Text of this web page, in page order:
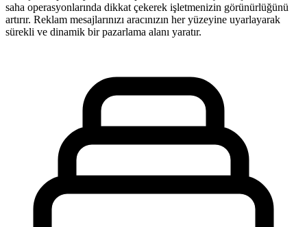
saha operasyonlarında dikkat çekerek işletmenizin görünürlüğünü
artırır. Reklam mesajlarınızı aracınızın her yüzeyine uyarlayarak
sürekli ve dinamik bir pazarlama alanı yaratır.